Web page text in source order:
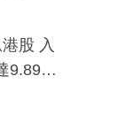
股 入
9.89